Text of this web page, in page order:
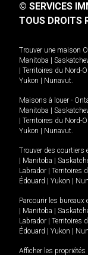
© SERVICES
TOUS DROITS
Trouver une maison
Manitoba
Territoires du Nord-
Yukon
Nunavut.
Maisons à louer -
Manitoba
Territoires du Nord-
Yukon
Nunavut.
Trouver des courtiers
Manitoba
Labrador
Territoires
Édouard
Yukon
Parcourir les bureaux
Manitoba
Labrador
Territoires
Édouard
Yukon
Afficher les propriétés